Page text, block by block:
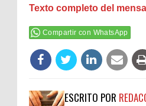
Texto completo del
Compartir con WhatsApp
ESCRITO POR